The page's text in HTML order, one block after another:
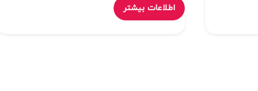
اطلاعات بیشتر